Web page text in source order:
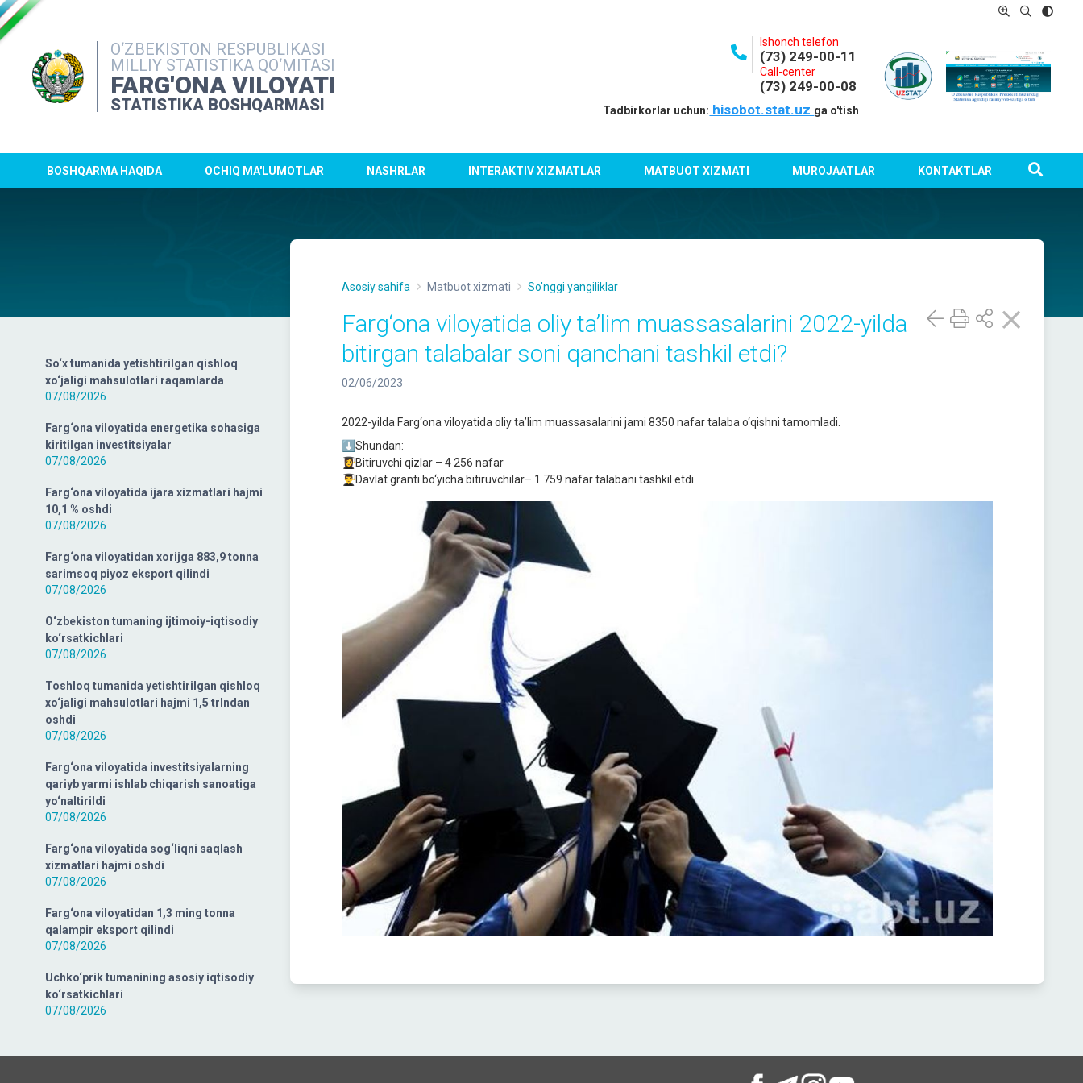
O‘ZBEKISTON RESPUBLIKASI
MILLIY STATISTIKA QO‘MITASI
FARG'ONA VILOYATI
STATISTIKA BOSHQARMASI
Ishonch telefon
(73) 249-00-11
Call-center
(73) 249-00-08
Tadbirkorlar uchun: hisobot.stat.uz ga o'tish
BOSHQARMA HAQIDA OCHIQ MA'LUMOTLAR NASHRLAR INTERAKTIV XIZMATLAR MATBUOT XIZMATI MUROJAATLAR KONTAKTLAR
So‘x tumanida yetishtirilgan qishloq
xo‘jaligi mahsulotlari raqamlarda
07/08/2026
Farg‘ona viloyatida energetika sohasiga
kiritilgan investitsiyalar
07/08/2026
Farg‘ona viloyatida ijara xizmatlari hajmi
10,1 % oshdi
07/08/2026
Farg‘ona viloyatidan xorijga 883,9 tonna
sarimsoq piyoz eksport qilindi
07/08/2026
O‘zbekiston tumaning ijtimoiy-iqtisodiy
ko‘rsatkichlari
07/08/2026
Toshloq tumanida yetishtirilgan qishloq
xo‘jaligi mahsulotlari hajmi 1,5 trlndan
oshdi
07/08/2026
Farg‘ona viloyatida investitsiyalarning
qariyb yarmi ishlab chiqarish sanoatiga
yo‘naltirildi
07/08/2026
Farg‘ona viloyatida sog‘liqni saqlash
xizmatlari hajmi oshdi
07/08/2026
Farg‘ona viloyatidan 1,3 ming tonna
qalampir eksport qilindi
07/08/2026
Uchko‘prik tumanining asosiy iqtisodiy
ko‘rsatkichlari
07/08/2026
Asosiy sahifa Matbuot xizmati So'nggi yangiliklar
Farg‘ona viloyatida oliy ta’lim muassasalarini 2022-yilda
bitirgan talabalar soni qanchani tashkil etdi?
02/06/2023
2022-yilda Farg‘ona viloyatida oliy ta’lim muassasalarini jami 8350 nafar talaba o‘qishni tamomladi.
⬇️Shundan:
👩‍🎓Bitiruvchi qizlar – 4 256 nafar
👨‍🎓Davlat granti bo‘yicha bitiruvchilar– 1 759 nafar talabani tashkil etdi.